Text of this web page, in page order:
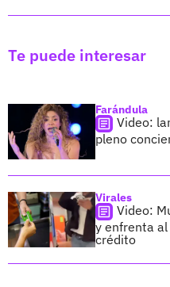
Te puede interesar
Farándula
Video:
pleno
Virales
Video:
y enfrenta
crédito